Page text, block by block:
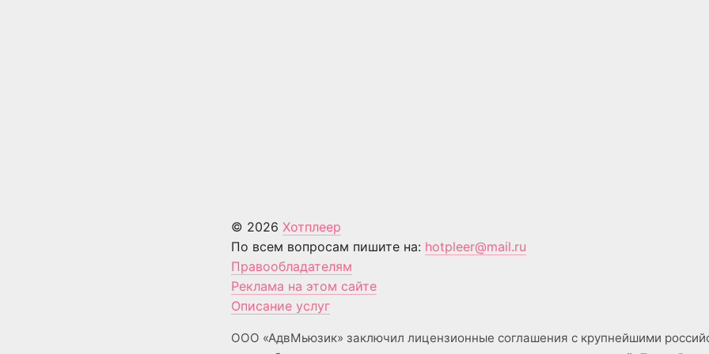
© 2026 Хотплеер
По всем вопросам пишите на: hotpleer@mail.ru
Правообладателям
Реклама на этом сайте
Описание услуг
ООО «АдвМьюзик» заключил лицензионные соглашения с крупнейшими